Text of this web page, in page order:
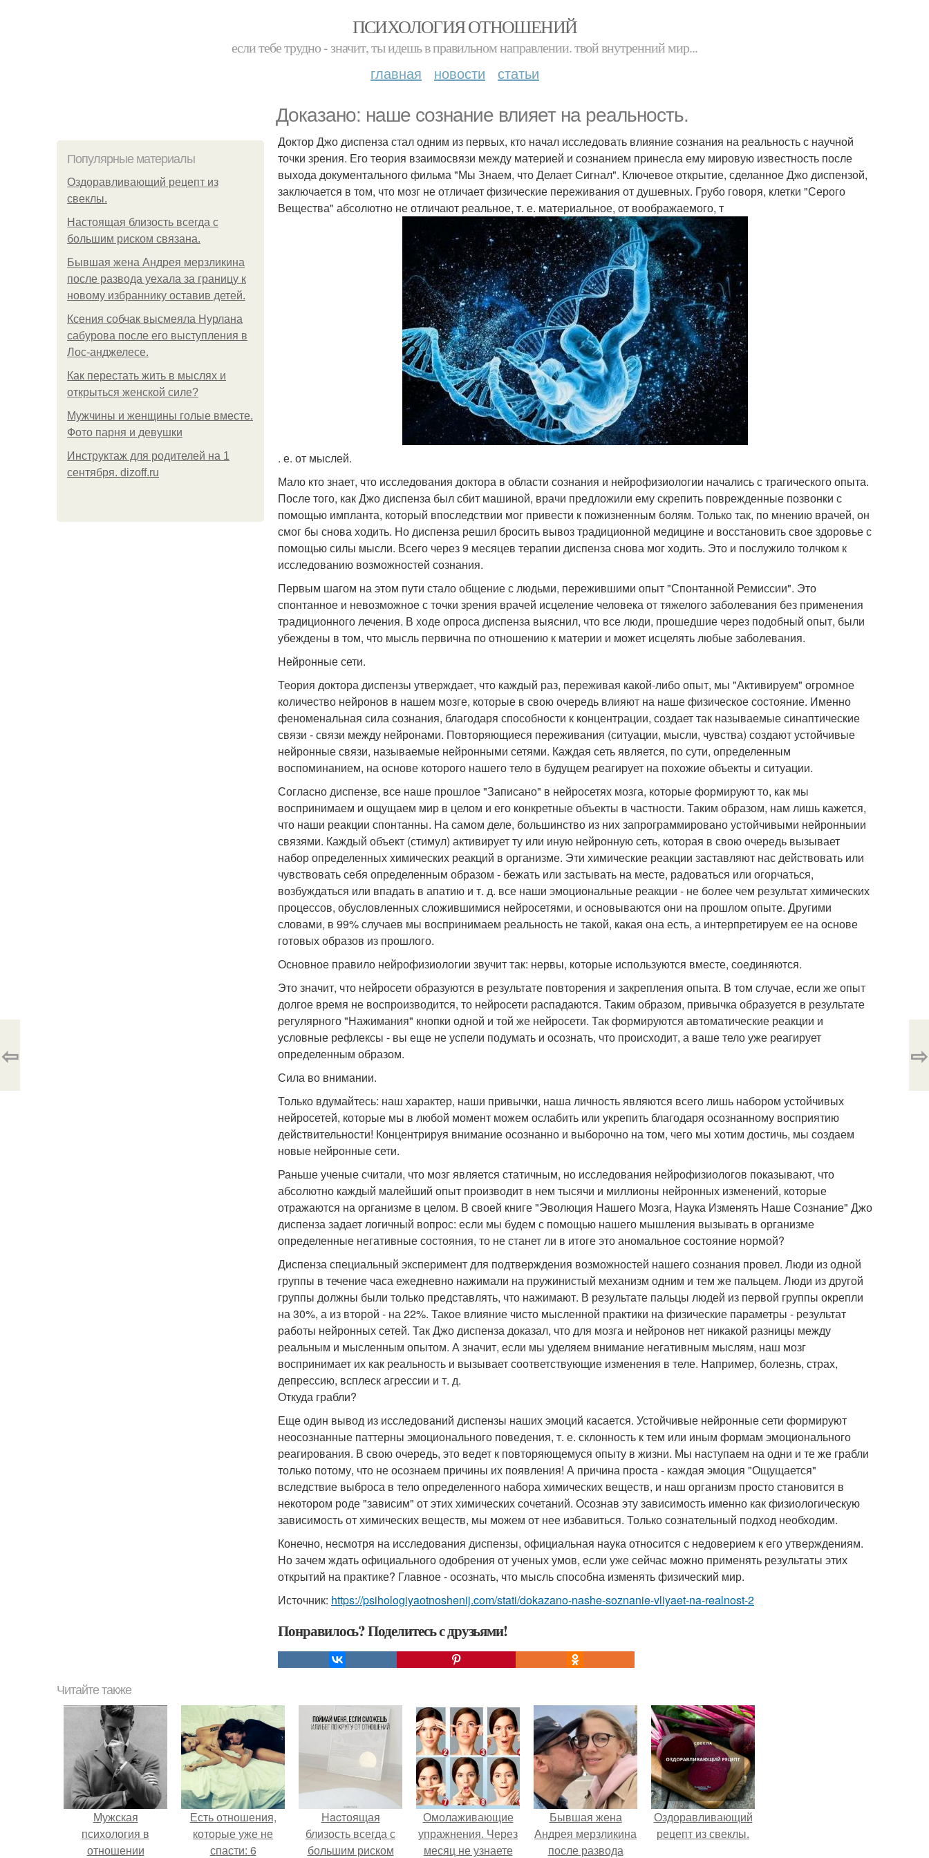
ПСИХОЛОГИЯ ОТНОШЕНИЙ
если тебе трудно - значит, ты идешь в правильном направлении. твой внутренний мир...
главная новости статьи
Доказано: наше сознание влияет на реальность.
Популярные материалы
Оздоравливающий рецепт из
свеклы.
Hacтоящая близость всегда с
большим риском связана.
Бывшая жена Андрея мерзликина
после развода уехала за границу к
новому избраннику оставив детей.
Ксения собчак высмеяла Нурлана
сабурова после его выступления в
Лос-анджелесе.
Как перестать жить в мыслях и
открыться женской силе?
Мужчины и женщины голые вместе.
Фото парня и девушки
Инструктаж для родителей на 1
сентября. dizoff.ru
Доктор Джо диспенза стал одним из первых, кто начал исследовать влияние сознания на реальность с научной
точки зрения. Его теория взаимосвязи между материей и сознанием принесла ему мировую известность после
выхода документального фильма "Мы Знаем, что Делает Сигнал". Ключевое открытие, сделанное Джо диспензой,
заключается в том, что мозг не отличает физические переживания от душевных. Грубо говоря, клетки "Серого
Вещества" абсолютно не отличают реальное, т. е. материальное, от воображаемого, т
. е. от мыслей.
Мало кто знает, что исследования доктора в области сознания и нейрофизиологии начались с трагического опыта.
После того, как Джо диспенза был сбит машиной, врачи предложили ему скрепить поврежденные позвонки с
помощью импланта, который впоследствии мог привести к пожизненным болям. Только так, по мнению врачей, он
смог бы снова ходить. Но диспенза решил бросить вывоз традиционной медицине и восстановить свое здоровье с
помощью силы мысли. Всего через 9 месяцев терапии диспенза снова мог ходить. Это и послужило толчком к
исследованию возможностей сознания.
Первым шагом на этом пути стало общение с людьми, пережившими опыт "Спонтанной Ремиссии". Это
спонтанное и невозможное с точки зрения врачей исцеление человека от тяжелого заболевания без применения
традиционного лечения. В ходе опроса диспенза выяснил, что все люди, прошедшие через подобный опыт, были
убеждены в том, что мысль первична по отношению к материи и может исцелять любые заболевания.
Нейронные сети.
Теория доктора диспензы утверждает, что каждый раз, переживая какой-либо опыт, мы "Активируем" огромное
количество нейронов в нашем мозге, которые в свою очередь влияют на наше физическое состояние. Именно
феноменальная сила сознания, благодаря способности к концентрации, создает так называемые синаптические
связи - связи между нейронами. Повторяющиеся переживания (ситуации, мысли, чувства) создают устойчивые
нейронные связи, называемые нейронными сетями. Каждая сеть является, по сути, определенным
воспоминанием, на основе которого нашего тело в будущем реагирует на похожие объекты и ситуации.
Согласно диспензе, все наше прошлое "Записано" в нейросетях мозга, которые формируют то, как мы
воспринимаем и ощущаем мир в целом и его конкретные объекты в частности. Таким образом, нам лишь кажется,
что наши реакции спонтанны. На самом деле, большинство из них запрограммировано устойчивыми нейронныии
связями. Каждый объект (стимул) активирует ту или иную нейронную сеть, которая в свою очередь вызывает
набор определенных химических реакций в организме. Эти химические реакции заставляют нас действовать или
чувствовать себя определенным образом - бежать или застывать на месте, радоваться или огорчаться,
возбуждаться или впадать в апатию и т. д. все наши эмоциональные реакции - не более чем результат химических
процессов, обусловленных сложившимися нейросетями, и основываются они на прошлом опыте. Другими
словами, в 99% случаев мы воспринимаем реальность не такой, какая она есть, а интерпретируем ее на основе
готовых образов из прошлого.
Основное правило нейрофизиологии звучит так: нервы, которые используются вместе, соединяются.
Это значит, что нейросети образуются в результате повторения и закрепления опыта. В том случае, если же опыт
долгое время не воспроизводится, то нейросети распадаются. Таким образом, привычка образуется в результате
регулярного "Нажимания" кнопки одной и той же нейросети. Так формируются автоматические реакции и
условные рефлексы - вы еще не успели подумать и осознать, что происходит, а ваше тело уже реагирует
определенным образом.
Сила во внимании.
Только вдумайтесь: наш характер, наши привычки, наша личность являются всего лишь набором устойчивых
нейросетей, которые мы в любой момент можем ослабить или укрепить благодаря осознанному восприятию
действительности! Концентрируя внимание осознанно и выборочно на том, чего мы хотим достичь, мы создаем
новые нейронные сети.
Раньше ученые считали, что мозг является статичным, но исследования нейрофизиологов показывают, что
абсолютно каждый малейший опыт производит в нем тысячи и миллионы нейронных изменений, которые
отражаются на организме в целом. В своей книге "Эволюция Нашего Мозга, Наука Изменять Наше Сознание" Джо
диспенза задает логичный вопрос: если мы будем с помощью нашего мышления вызывать в организме
определенные негативные состояния, то не станет ли в итоге это аномальное состояние нормой?
Диспенза специальный эксперимент для подтверждения возможностей нашего сознания провел. Люди из одной
группы в течение часа ежедневно нажимали на пружинистый механизм одним и тем же пальцем. Люди из другой
группы должны были только представлять, что нажимают. В результате пальцы людей из первой группы окрепли
на 30%, а из второй - на 22%. Такое влияние чисто мысленной практики на физические параметры - результат
работы нейронных сетей. Так Джо диспенза доказал, что для мозга и нейронов нет никакой разницы между
реальным и мысленным опытом. А значит, если мы уделяем внимание негативным мыслям, наш мозг
воспринимает их как реальность и вызывает соответствующие изменения в теле. Например, болезнь, страх,
депрессию, всплеск агрессии и т. д.
Откуда грабли?
Еще один вывод из исследований диспензы наших эмоций касается. Устойчивые нейронные сети формируют
неосознанные паттерны эмоционального поведения, т. е. склонность к тем или иным формам эмоционального
реагирования. В свою очередь, это ведет к повторяющемуся опыту в жизни. Мы наступаем на одни и те же грабли
только потому, что не осознаем причины их появления! А причина проста - каждая эмоция "Ощущается"
вследствие выброса в тело определенного набора химических веществ, и наш организм просто становится в
некотором роде "зависим" от этих химических сочетаний. Осознав эту зависимость именно как физиологическую
зависимость от химических веществ, мы можем от нее избавиться. Только сознательный подход необходим.
Конечно, несмотря на исследования диспензы, официальная наука относится с недоверием к его утверждениям.
Но зачем ждать официального одобрения от ученых умов, если уже сейчас можно применять результаты этих
открытий на практике? Главное - осознать, что мысль способна изменять физический мир.
Источник: https://psihologiyaotnoshenij.com/stati/dokazano-nashe-soznanie-vliyaet-na-realnost-2
Понравилось? Поделитесь с друзьями!
⇦ ⇨
Читайте также
Мужская
психология в
отношении
Есть отношения,
которые уже не
спасти: 6
Hacтоящая
близость всегда с
большим риском
Омолаживающие
упражнения. Через
месяц не узнаете
Бывшая жена
Андрея мерзликина
после развода
Оздоравливающий
рецепт из свеклы.